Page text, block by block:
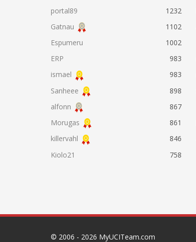
portal89
1232
Gatnau
1102
Espumeru
1002
ERP
983
ismael
983
Sanheee
898
alfonn
867
Morugas
861
killervahl
846
Kiolo21
758
© 2006 - 2026 MyUCITeam.com